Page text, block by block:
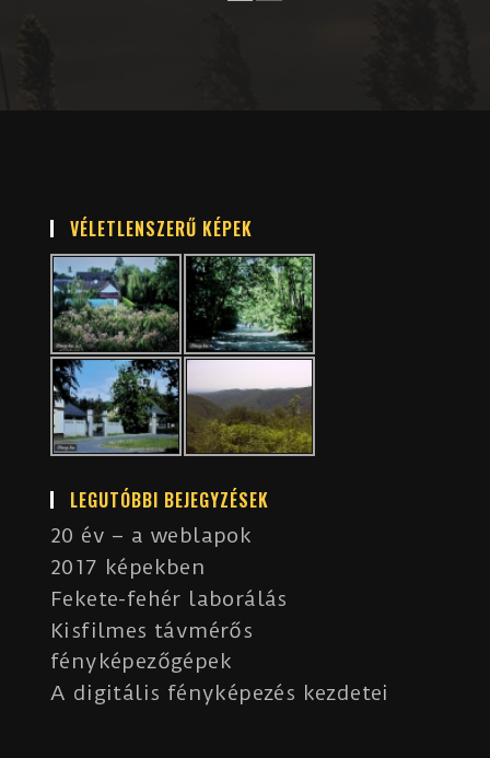
VÉLETLENSZERŰ KÉPEK
LEGUTÓBBI BEJEGYZÉSEK
20 év – a weblapok
2017 képekben
Fekete-fehér laborálás
Kisfilmes távmérős
fényképezőgépek
A digitális fényképezés kezdetei